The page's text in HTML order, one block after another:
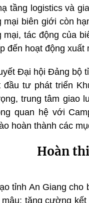
tầng logistics và
mại biên giới còn
mại, tác động của
đến hoạt động xuất
Đại hội Đảng bộ
đầu tư phát triển
trung tâm giao
quan hệ với
hoàn thành các
Hoàn
tỉnh An Giang
mậu; tăng cường